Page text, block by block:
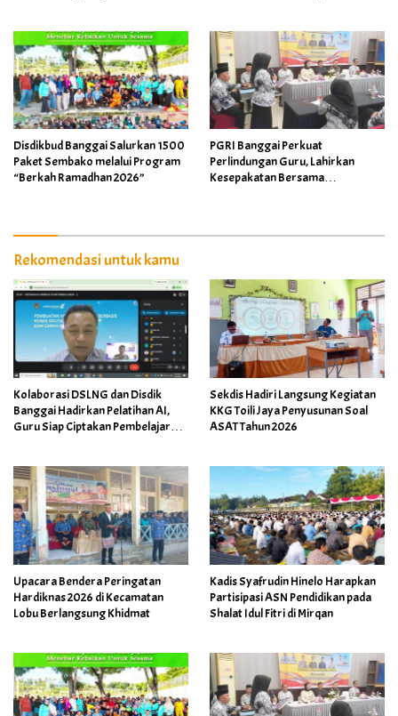
Disdikbud Banggai Salurkan 1500
Paket Sembako melalui Program
“Berkah Ramadhan 2026”
PGRI Banggai Perkuat
Perlindungan Guru, Lahirkan
Kesepakatan Bersama
Rekomendasi untuk kamu
Kolaborasi DSLNG dan Disdik
Banggai Hadirkan Pelatihan AI,
Guru Siap Ciptakan Pembelajaran
Sekdis Hadiri Langsung Kegiatan
KKG Toili Jaya Penyusunan Soal
ASAT Tahun 2026
Upacara Bendera Peringatan
Hardiknas 2026 di Kecamatan
Lobu Berlangsung Khidmat
Kadis Syafrudin Hinelo Harapkan
Partisipasi ASN Pendidikan pada
Shalat Idul Fitri di Mirqan